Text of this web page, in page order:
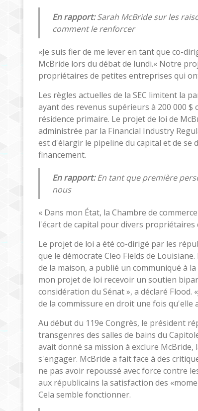
En rapport:Sarah McBride sur les
comment le renforcer
«Je suis fier de me lever en tant que co-
McBride lors du débat de lundi.« Notre
propriétaires de petites entreprises qui
Les règles actuelles de la SEC limitent la
ayant des revenus supérieurs à 200 000
résidence primaire. Le projet de loi de
administrée par la Financial Industry
est d'élargir le pipeline du capital et de se
financement.
En rapport:En tant que première
nous
« Dans mon État, la Chambre de
l'écart de capital pour divers propriétaires
Le projet de loi a été co-dirigé par les
que le démocrate Cleo Fields de
de la maison, a publié un communiqué à
mon projet de loi recevoir un soutien
considération du Sénat », a déclaré
de la commissure en droit une fois qu'elle
Au début du 119e Congrès, le président
transgenres des salles de bains du
avait donné sa mission à exclure
s'engager. McBride a fait face à des
ne pas avoir repoussé avec force contre
aux républicains la satisfaction des
Cela semble fonctionner.